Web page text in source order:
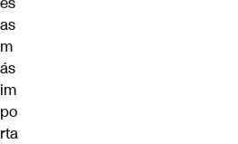
as
m
ás
im
po
rta